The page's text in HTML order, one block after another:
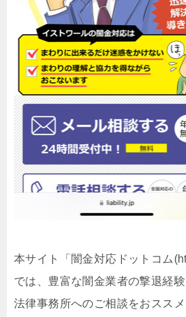
本サイト「闇金対応ドットコム
では、豊富な闇金業者の撃退経
法律事務所へのご相談をおススメ